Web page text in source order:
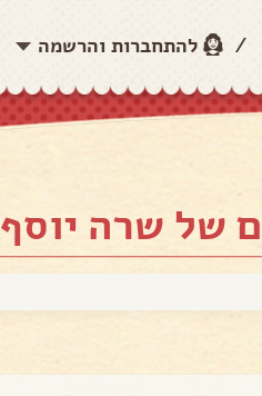
/ להתחברות והרשמה
של שרה יוסף